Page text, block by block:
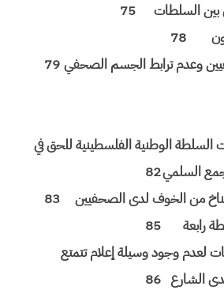
السلطات
75
78
وعدم ترابط الجسم الصحفي 79
السلطة الوطنية الفلسطينية للحق في
السلمي82
مناخ من الخوف لدى الصحفيين
83
رابعة
85
لعدم وجود وسيلة إعلام تتمتع
الشارع 86